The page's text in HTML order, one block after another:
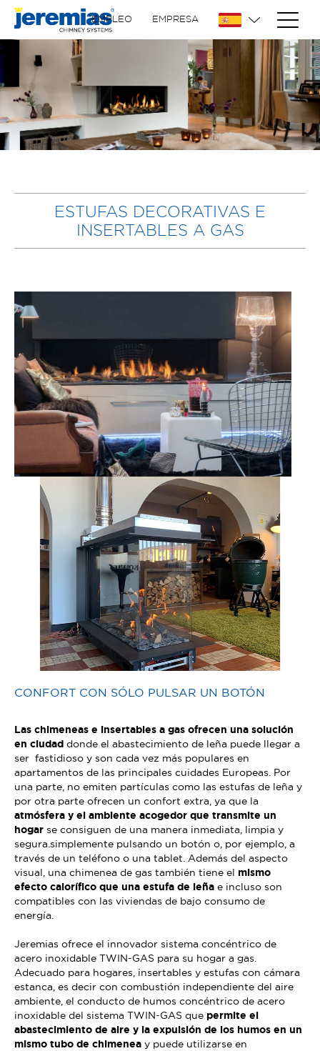
EMPLEO EMPRESA
ESTUFAS DECORATIVAS E
INSERTABLES A GAS
CONFORT CON SÓLO PULSAR UN BOTÓN
Las chimeneas e insertables a gas ofrecen una solución
en ciudad donde el abastecimiento de leña puede llegar a
ser fastidioso y son cada vez más populares en
apartamentos de las principales cuidades Europeas. Por
una parte, no emiten partículas como las estufas de leña y
por otra parte ofrecen un confort extra, ya que la
atmósfera y el ambiente acogedor que transmite un
hogar se consiguen de una manera inmediata, limpia y
segura.simplemente pulsando un botón o, por ejemplo, a
través de un teléfono o una tablet. Además del aspecto
visual, una chimenea de gas también tiene el mismo
efecto calorífico que una estufa de leña e incluso son
compatibles con las viviendas de bajo consumo de
energía.
Jeremias ofrece el innovador sistema concéntrico de
acero inoxidable TWIN-GAS para su hogar a gas.
Adecuado para hogares, insertables y estufas con cámara
estanca, es decir con combustión independiente del aire
ambiente, el conducto de humos concéntrico de acero
inoxidable del sistema TWIN-GAS que permite el
abastecimiento de aire y la expulsión de los humos en un
mismo tubo de chimenea y puede utilizarse en